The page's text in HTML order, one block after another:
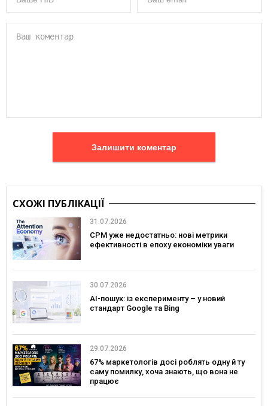
Залишити коментар
СХОЖІ ПУБЛІКАЦІЇ
31.07.2026
CPM уже недостатньо: нові метрики
ефективності в епоху економіки уваги
30.07.2026
AI-пошук: із експерименту – у новий
стандарт Google та Bing
29.07.2026
67% маркетологів досі роблять одну й ту
саму помилку, хоча знають, що вона не
працює